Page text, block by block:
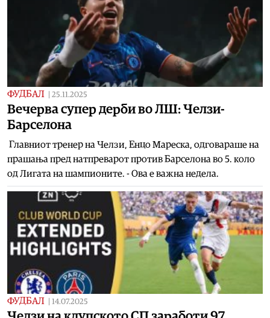
ФУДБАЛ 25.11.2025
Вечерва супер дерби во ЛШ: Челзи-
Барселона
Главниот тренер на Челзи, Енцо Мареска, одговараше на
прашања пред натпреварот против Барселона во 5. коло
од Лигата на шампионите. - Ова е важна недела.
ФУДБАЛ 14.07.2025